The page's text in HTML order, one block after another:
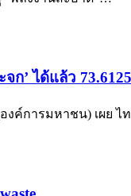
ก’ ได้แล้ว
ค์การมหาชน) เผย ไ